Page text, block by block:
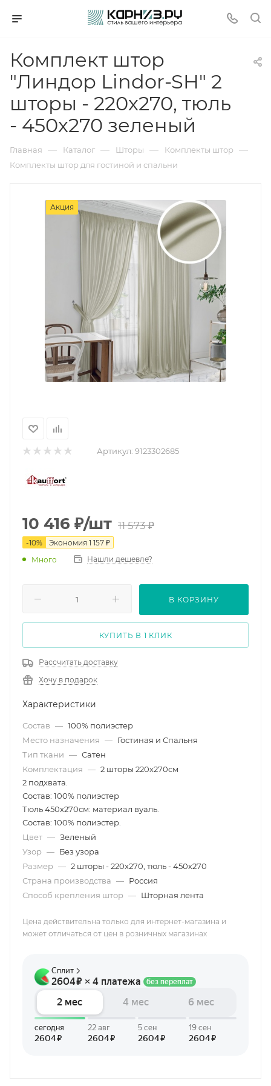
Комплект штор
"Линдор Lindor-SH" 2
шторы - 220х270, тюль
- 450х270 зеленый
Главная — Каталог — Шторы — Комплекты штор —
Комплекты штор для гостиной и спальни
Акция
Артикул: 9123302685
10 416 ₽/шт 11 573₽
-10% Экономия 1 157 ₽
Много
Нашли дешевле?
В КОРЗИНУ
КУПИТЬ В 1 КЛИК
Рассчитать доставку
Хочу в подарок
Характеристики
Состав — 100% полиэстер
Место назначения — Гостиная и Спальня
Тип ткани — Сатен
Комплектация — 2 шторы 220х270см
2 подхвата.
Состав: 100% полиэстер
Тюль 450х270см: материал вуаль.
Состав: 100% полиэстер.
Цвет — Зеленый
Узор — Без узора
Размер — 2 шторы - 220х270, тюль - 450х270
Страна производства — Россия
Способ крепления штор — Шторная лента
Цена действительна только для интернет-магазина и
может отличаться от цен в розничных магазинах